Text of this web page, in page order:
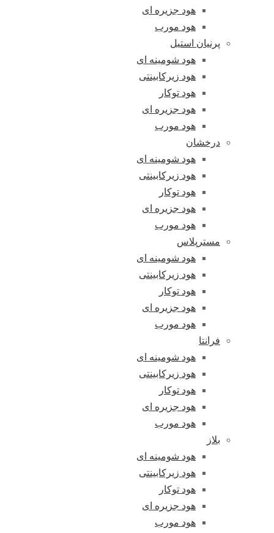
هود جزیره ای
هود مورب
پرنیان استیل
هود شومینه ای
هود زیرکابینتی
هود توکار
هود جزیره ای
هود مورب
درخشان
هود شومینه ای
هود زیرکابینتی
هود توکار
هود جزیره ای
هود مورب
مسترپلاس
هود شومینه ای
هود زیرکابینتی
هود توکار
هود جزیره ای
هود مورب
فرانتا
هود شومینه ای
هود زیرکابینتی
هود توکار
هود جزیره ای
هود مورب
بلاز
هود شومینه ای
هود زیرکابینتی
هود توکار
هود جزیره ای
هود مورب